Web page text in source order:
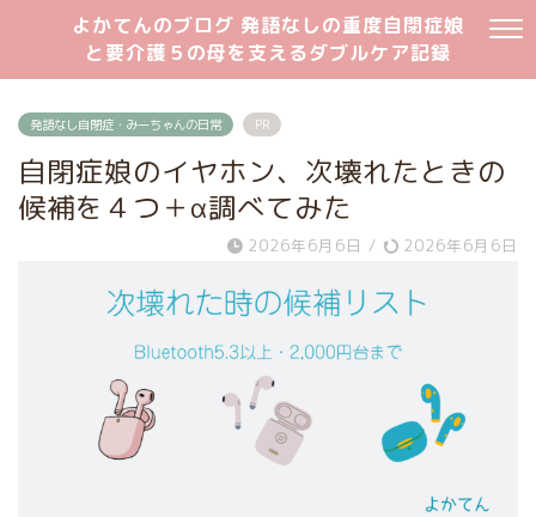
よかてんのブログ 発語なしの重度自閉症娘
と要介護５の母を支えるダブルケア記録
発語なし自閉症・みーちゃんの日常 PR
自閉症娘のイヤホン、次壊れたときの
候補を４つ＋α調べてみた
2026年6月6日 / 2026年6月6日